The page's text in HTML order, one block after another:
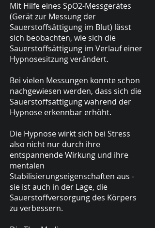
Mit Hilfe eines SpO2-Messgerätes
(Gerät zur Messung der
Sauerstoffsättigung im Blut) lässt
sich beobachten, wie sich die
Sauerstoffsättigung im Verlauf einer
Hypnosesitzung verändert.
Bei vielen Messungen konnte schon
nachgewiesen werden, dass sich die
Sauerstoffsättigung während der
Hypnose erkennbar erhöht.
Die Hypnose wirkt sich bei Stress
also nicht nur durch ihre
entspannende Wirkung und ihre
mentalen
Stabilisierungseigenschaften aus -
sie ist auch in der Lage, die
Sauerstoffversorgung des Körpers
zu verbessern.